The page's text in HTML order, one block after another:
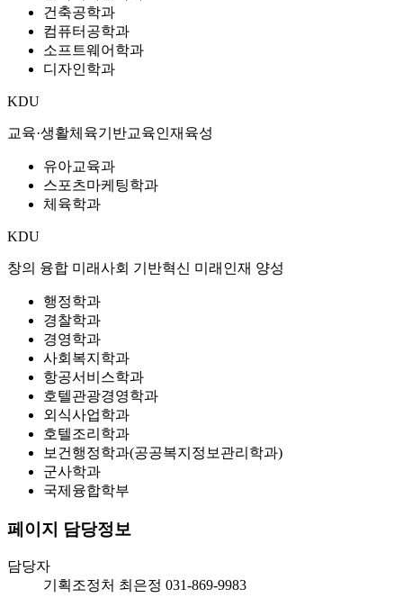
건축공학과
컴퓨터공학과
소프트웨어학과
디자인학과
KDU
교육·생활체육기반교육인재육성
유아교육과
스포츠마케팅학과
체육학과
KDU
창의 융합 미래사회 기반혁신 미래인재 양성
행정학과
경찰학과
경영학과
사회복지학과
항공서비스학과
호텔관광경영학과
외식사업학과
호텔조리학과
보건행정학과(공공복지정보관리학과)
군사학과
국제융합학부
페이지 담당정보
담당자
기획조정처 최은정 031-869-9983